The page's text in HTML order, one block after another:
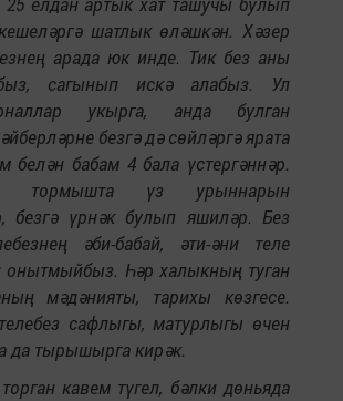
шатлык өләшкән. Хәзер
арада юк инде. Тик без аны
сагынып искә алабыз. Ул
укырга, анда булган
безгә дә сөйләргә ярата
белән бабам 4 бала үстергәннәр.
тормышта үз урыннарын
безгә үрнәк булып яшиләр. Без
әби-бабай, әти-әни теле
онытмыйбыз. Һәр халыкның туган
мәдәнияты, тарихы көзгесе.
сафлыгы, матурлыгы өчен
да тырышырга кирәк.
кавем түгел, бәлки дөньяда